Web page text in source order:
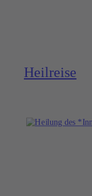
Heilreise